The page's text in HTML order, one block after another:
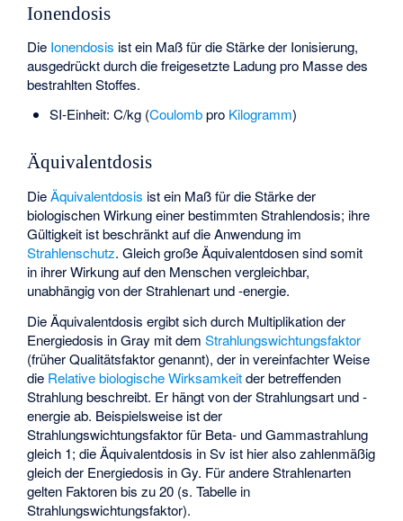
Ionendosis
Die Ionendosis ist ein Maß für die Stärke der Ionisierung,
ausgedrückt durch die freigesetzte Ladung pro Masse des
bestrahlten Stoffes.
SI-Einheit: C/kg (Coulombpro Kilogramm)
Äquivalentdosis
DieÄquivalentdosis ist ein Maß für die Stärke der
biologischen Wirkung einer bestimmten Strahlendosis; ihre
Gültigkeit ist beschränkt auf die Anwendung im
Strahlenschutz. Gleich große Äquivalentdosen sind somit
in ihrer Wirkung auf den Menschen vergleichbar,
unabhängig von der Strahlenart und -energie.
Die Äquivalentdosis ergibt sich durch Multiplikation der
Energiedosis in Gray mit demStrahlungswichtungsfaktor
(früher Qualitätsfaktor genannt), der in vereinfachter Weise
die Relative biologische Wirksamkeitder betreffenden
Strahlung beschreibt. Er hängt von der Strahlungsart und -
energie ab. Beispielsweise ist der
Strahlungswichtungsfaktor für Beta- und Gammastrahlung
gleich 1; die Äquivalentdosis in Sv ist hier also zahlenmäßig
gleich der Energiedosis in Gy. Für andere Strahlenarten
gelten Faktoren bis zu 20 (s. Tabelle in
Strahlungswichtungsfaktor).